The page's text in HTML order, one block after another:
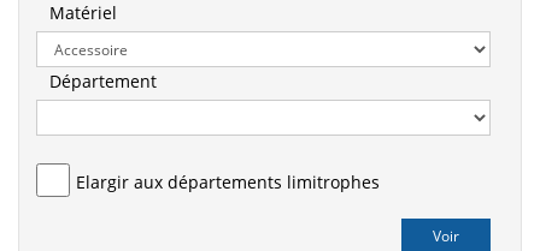
Matériel
Département
Elargir aux départements limitrophes